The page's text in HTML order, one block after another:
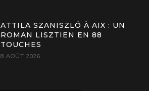
ATTILA SZANISZLÓ À AIX : UN
ROMAN LISZTIEN EN 88
TOUCHES
8 AOÛT 2026